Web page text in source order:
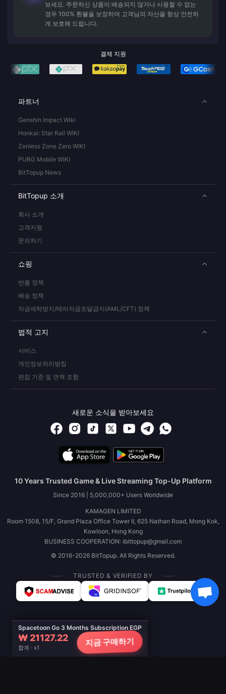
Spacetoon Go 3 Months Subscription EGP
₩ 21127.22
합계 · x1
지금 구매하기
보세요. 주문하신 상품이 배송되지 않거나 사용할 수 없는
경우 100% 환불을 보장하여 고객님의 자산을 항상 안전하
게 보호해 드립니다.
결제 지원
파트너
Genshin Impact Wiki
Honkai: Star Rail WIKI
Zenless Zone Zero WIKI
PUBG Mobile WIKI
BitTopup News
BitTopup 소개
회사 소개
고객지원
문의하기
쇼핑
반품 정책
배송 정책
자금세탁방지/테러자금조달금지(AML/CFT) 정책
법적 고지
서비스
개인정보처리방침
편집 기준 및 면책 조항
새로운 소식을 받아보세요
10 Years Trusted Game & Live Streaming Top-Up Platform
Since 2016 | 5,000,000+ Users Worldwide
KAMAGEN LIMITED
Room 1508, 15/F, Grand Plaza Office Tower II, 625 Nathan Road, Mong Kok,
Kowloon, Hong Kong
BUSINESS COOPERATION: ibittopup@gmail.com
© 2016-2026 BitTopup. All Rights Reserved.
TRUSTED & VERIFIED BY